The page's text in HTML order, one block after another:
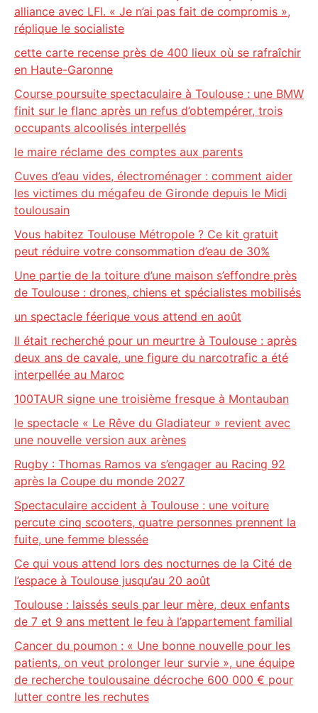
alliance avec LFI. « Je n’ai pas fait de compromis »,
réplique le socialiste
cette carte recense près de 400 lieux où se rafraîchir
en Haute-Garonne
Course poursuite spectaculaire à Toulouse : une BMW
finit sur le flanc après un refus d’obtempérer, trois
occupants alcoolisés interpellés
le maire réclame des comptes aux parents
Cuves d’eau vides, électroménager : comment aider
les victimes du mégafeu de Gironde depuis le Midi
toulousain
Vous habitez Toulouse Métropole ? Ce kit gratuit
peut réduire votre consommation d’eau de 30%
Une partie de la toiture d’une maison s’effondre près
de Toulouse : drones, chiens et spécialistes mobilisés
un spectacle féerique vous attend en août
Il était recherché pour un meurtre à Toulouse : après
deux ans de cavale, une figure du narcotrafic a été
interpellée au Maroc
100TAUR signe une troisième fresque à Montauban
le spectacle « Le Rêve du Gladiateur » revient avec
une nouvelle version aux arènes
Rugby : Thomas Ramos va s’engager au Racing 92
après la Coupe du monde 2027
Spectaculaire accident à Toulouse : une voiture
percute cinq scooters, quatre personnes prennent la
fuite, une femme blessée
Ce qui vous attend lors des nocturnes de la Cité de
l’espace à Toulouse jusqu’au 20 août
Toulouse : laissés seuls par leur mère, deux enfants
de 7 et 9 ans mettent le feu à l’appartement familial
Cancer du poumon : « Une bonne nouvelle pour les
patients, on veut prolonger leur survie », une équipe
de recherche toulousaine décroche 600 000 € pour
lutter contre les rechutes